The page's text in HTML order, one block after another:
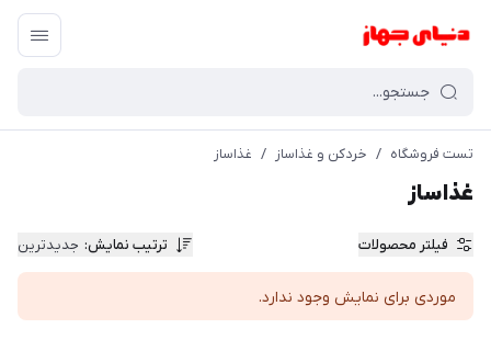
تست فروشگاه / خردکن و غذاساز / غذاساز
غذاساز
فیلتر محصولات ترتیب نمایش: جدیدترین
موردی برای نمایش وجود ندارد.